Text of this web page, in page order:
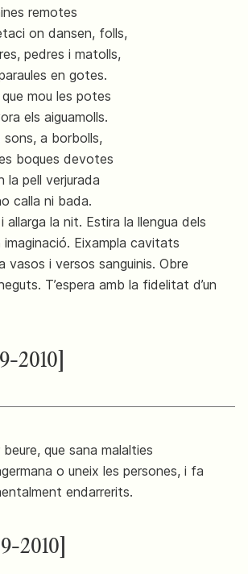
remotes
on dansen, folls,
pedres i matolls,
en gotes.
que mou les potes
els aiguamolls.
sons, a borbolls,
boques devotes
la pell verjurada
calla ni bada.
allarga la nit. Estira la llengua dels
Eixampla cavitats
vasos i versos sanguinis. Obre
T’espera amb la fidelitat d’un
2010]
beure, que sana malalties
o uneix les persones, i fa
endarrerits.
2010]